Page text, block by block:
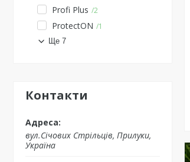
Profi Plus 2
ProtectON 1
Ще 7
Контакти
вул.Січових Стрільців, Прилуки,
Україна